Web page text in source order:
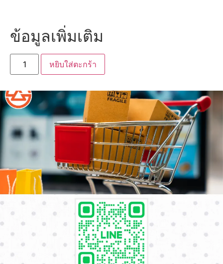
ข้อมูลเพิ่มเติม
หยิบใส่ตะกร้า